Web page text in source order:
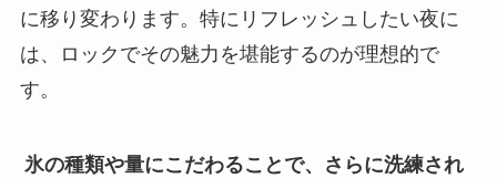
に移り変わります。特にリフレッシュしたい夜に
は、ロックでその魅力を堪能するのが理想的で
す。
氷の種類や量にこだわることで、さらに洗練され